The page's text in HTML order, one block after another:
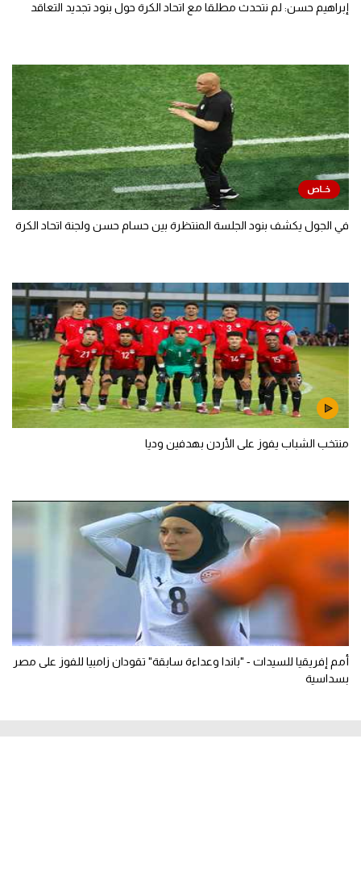
إبراهيم حسن: لم نتحدث مطلقا مع اتحاد الكرة حول بنود تجديد التعاقد
في الجول يكشف بنود الجلسة المنتظرة بين حسام حسن ولجنة اتحاد الكرة
منتخب الشباب يفوز على الأردن بهدفين وديا
أمم إفريقيا للسيدات - "باندا وعداءة سابقة" تقودان زامبيا للفوز على مصر
بسداسية